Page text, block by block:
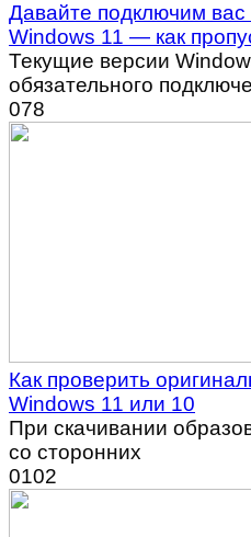
Давайте подключим вас
Windows 11 — как
Текущие версии
обязательного
078
Как проверить
Windows 11 или 10
При скачивании
со сторонних
0102